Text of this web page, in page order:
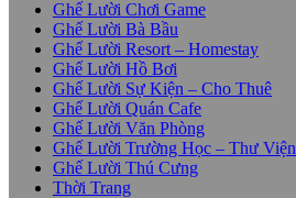
Ghế Lười Chơi Game
Ghế Lười Bà Bầu
Ghế Lười Resort – Homestay
Ghế Lười Hồ Bơi
Ghế Lười Sự Kiện – Cho Thuê
Ghế Lười Quán Cafe
Ghế Lười Văn Phòng
Ghế Lười Trường Học – Thư Viện
Ghế Lười Thú Cưng
Thời Trang